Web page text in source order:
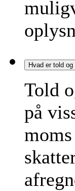
Hvad er told
Told
på